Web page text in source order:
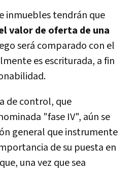
inmuebles tendrán que
valor de oferta de una
será comparado con el
es escriturada, a fin
de control, que
"fase IV", aún se
general que instrumente
de su puesta en
una vez que sea